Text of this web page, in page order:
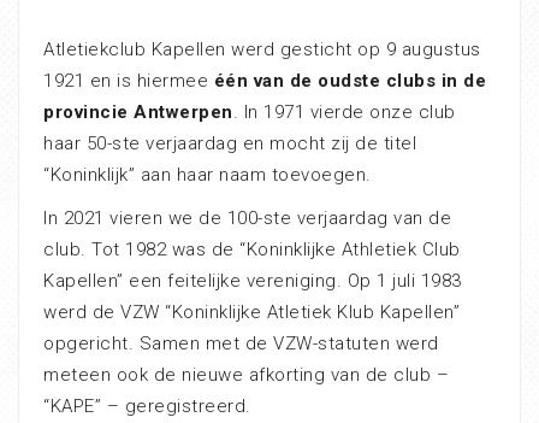
Atletiekclub Kapellen werd gesticht op 9 augustus
1921 en is hiermee één van de oudste clubs in de
provincie Antwerpen. In 1971 vierde onze club
haar 50-ste verjaardag en mocht zij de titel
“Koninklijk” aan haar naam toevoegen.
In 2021 vieren we de 100-ste verjaardag van de
club. Tot 1982 was de “Koninklijke Athletiek Club
Kapellen” een feitelijke vereniging. Op 1 juli 1983
werd de VZW “Koninklijke Atletiek Klub Kapellen”
opgericht. Samen met de VZW-statuten werd
meteen ook de nieuwe afkorting van de club –
“KAPE” – geregistreerd.